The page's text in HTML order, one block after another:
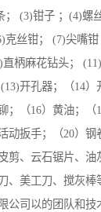
(3)钳子 ；(4)螺
克丝钳； (7)尖嘴
柄麻花钻头；
开孔器；（14）
；（16）黄油；（
动扳手；（20）钢
剪、云石锯片、油
、美工刀、搅灰棒
公司以的团队和技